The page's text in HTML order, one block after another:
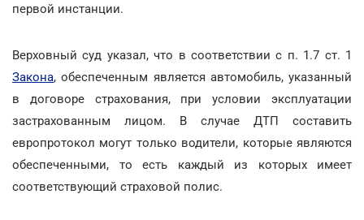
первой инстанции.
Верховный суд указал, что в соответствии с п. 1.7 ст. 1
Закона, обеспеченным является автомобиль, указанный
в договоре страхования, при условии эксплуатации
застрахованным лицом. В случае ДТП составить
европротокол могут только водители, которые являются
обеспеченными, то есть каждый из которых имеет
соответствующий страховой полис.